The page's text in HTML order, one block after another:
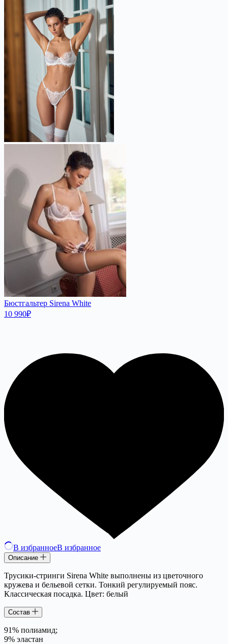
Бюстгальтер Sirena White
10 990₽
В избранноеВ избранное
Описание
Трусики-стринги Sirena White выполнены из цветочного
кружева и бельевой сетки. Тонкий регулируемый пояс.
Классическая посадка. Цвет: белый
Состав
91% полиамид;
9% эластан